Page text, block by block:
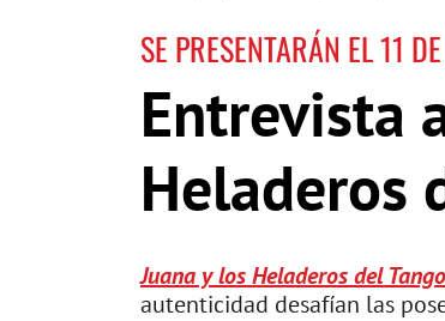
SE PRESENTARÁN EL 11
Entrevista
Heladeros
Juana y los Heladeros del Tango
autenticidad desafían las